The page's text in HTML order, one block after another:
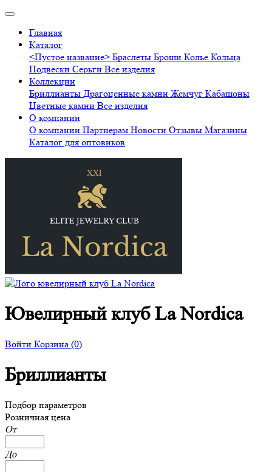
Главная
Каталог
<Пустое название> Браслеты Броши Колье Кольца
Подвески Серьги Все изделия
Коллекции
Бриллианты Драгоценные камни Жемчуг Кабашоны
Цветные камни Все изделия
О компании
О компании Партнерам Новости Отзывы Магазины
Каталог для оптовиков
Ювелирный клуб La Nordica
Войти Корзина (0)
Бриллианты
Подбор параметров
Розничная цена
От
До